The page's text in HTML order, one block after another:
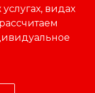
видах